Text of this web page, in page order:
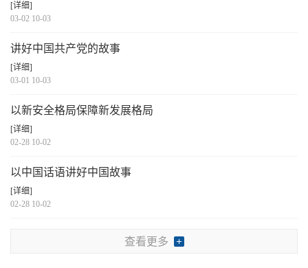
[详细]
03-02 10-03
讲好中国共产党的故事
[详细]
03-01 10-03
以新安全格局保障新发展格局
[详细]
02-28 10-02
以中国话语讲好中国故事
[详细]
02-28 10-02
查看更多